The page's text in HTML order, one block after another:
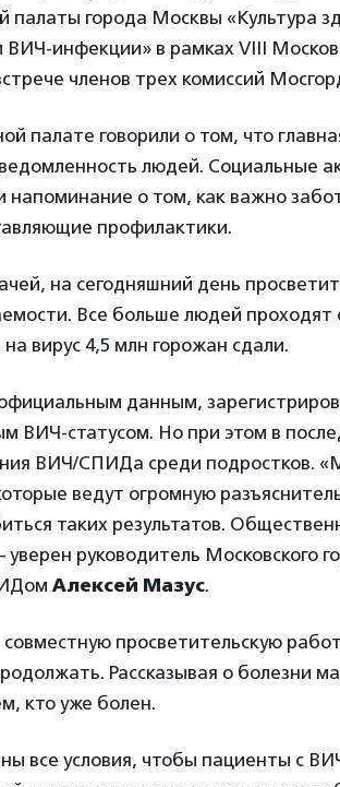
палаты города Москвы «Культура
инфекции» в рамках VIII
членов трех комиссий
палате говорили о том, что
людей. Социальные
напоминание о том, как важно
профилактики.
на сегодняшний день
Все больше людей
на вирус 4,5 млн горожан сдали.
данным,
ВИЧ-статусом. Но при этом в
ВИЧ/СПИДа среди подростков.
ведут огромную
таких результатов.
руководитель Московского
Алексей Мазус.
просветительскую
Рассказывая о болезни
кто уже болен.
все условия, чтобы пациенты с